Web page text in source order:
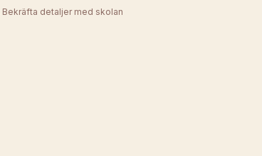
detaljer med skolan